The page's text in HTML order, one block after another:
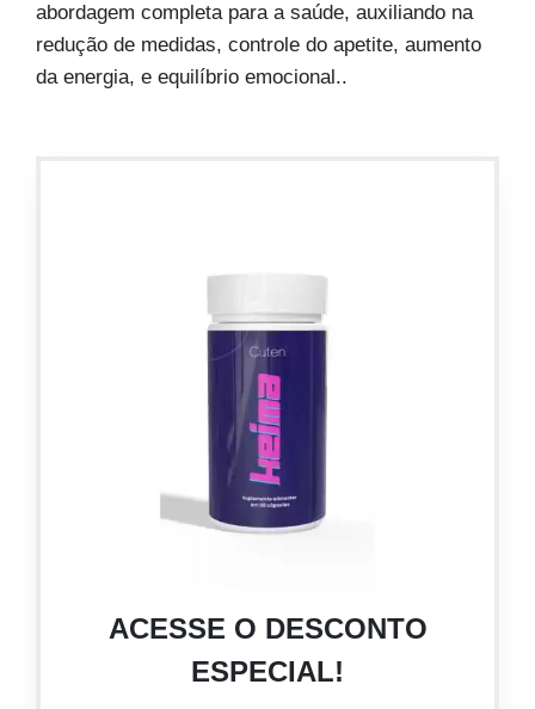
abordagem completa para a saúde, auxiliando na
redução de medidas, controle do apetite, aumento
da energia, e equilíbrio emocional..
ACESSE O DESCONTO
ESPECIAL!